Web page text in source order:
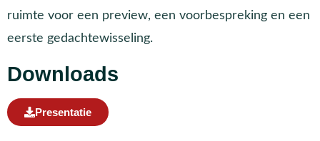
ruimte voor een preview, een voorbespreking en een
eerste gedachtewisseling.
Downloads
Presentatie